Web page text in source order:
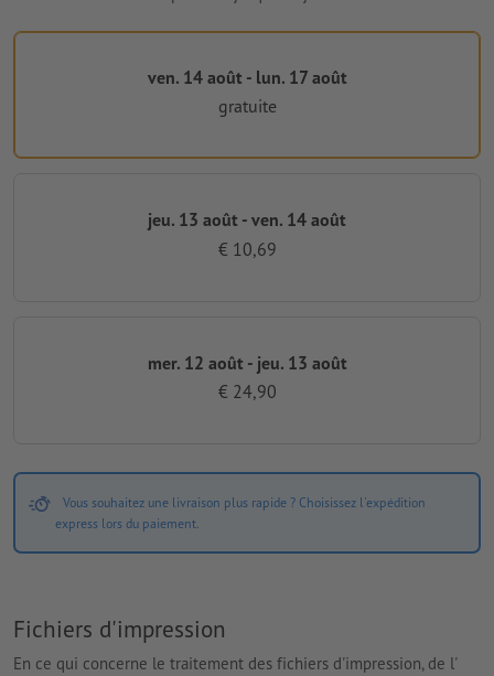
ven. 14 août - lun. 17 août
gratuite
jeu. 13 août - ven. 14 août
€ 10,69
mer. 12 août - jeu. 13 août
€ 24,90
Vous souhaitez une livraison plus rapide ? Choisissez l'expédition
express lors du paiement.
Fichiers d'impression
En ce qui concerne le traitement des fichiers d'impression, de l'